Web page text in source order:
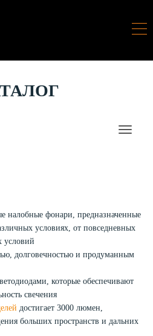
налобные фонари, предназначенные
условиях, от повседневных
условий
долговечностью и продуманным
которые обеспечивают
свечения
достигает 3000 люмен,
больших пространств и дальних